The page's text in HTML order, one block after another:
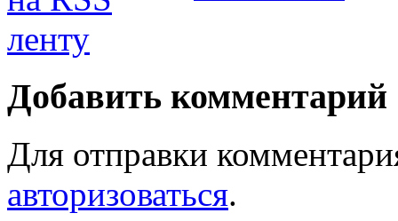
Добавить комментарий
Для отправки
авторизоваться.